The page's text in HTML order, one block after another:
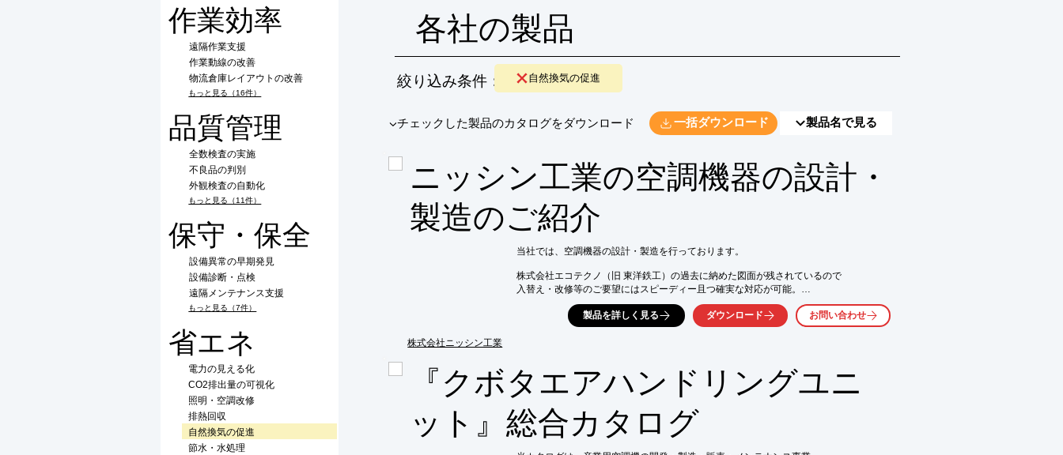
作業効率
遠隔作業支援
作業動線の改善
物流倉庫レイアウトの改善
もっと見る（16件）
品質管理
全数検査の実施
不良品の判別
外観検査の自動化
もっと見る（11件）
保守・保全
設備異常の早期発見
設備診断・点検
遠隔メンテナンス支援
もっと見る（7件）
省エネ
電力の見える化
CO2排出量の可視化
照明・空調改修
排熱回収
自然換気の促進
節水・水処理
各社の製品
絞り込み条件： 自然換気の促進
​▼チェックした製品のカタログをダウンロード 一括ダウンロード 製品名で見る
ニッシン工業の空調機器の設計・
製造のご紹介
株式会社ニッシン工業
当社では、空調機器の設計・製造を行っております。
株式会社エコテクノ（旧 東洋鉄工）の過去に納めた図面が残されているので
入替え・改修等のご要望にはスピーディー且つ確実な対応が可能。
OEM生産から試験・研究用の空調機器の製作も行っておりますので
お気軽にお問い合わせください。
■熱交換器
■板金製作物全般
■空調機改修工事
製品を詳しく見る ダウンロード お問い合わせ
『クボタエアハンドリングユニ
ット』総合カタログ